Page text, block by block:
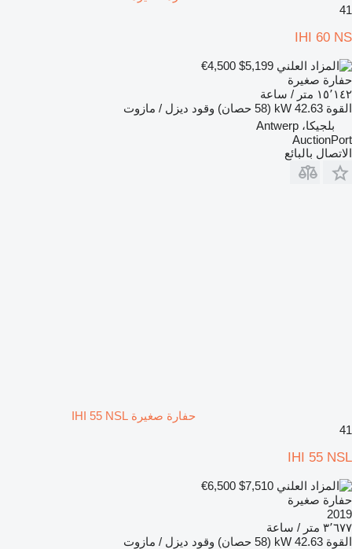
41
IHI 60 NS
€4,500
حفارة صغيرة
١٥٬١٤٢ متر / ساعة
القوة 42.63 kW (58 حصان) وقود ديزل / مازوت
بلجيكا، Antwerp
AuctionPort
الاتصال بالبائع
حفارة صغيرة IHI 55 NSL
41
IHI 55 NSL
€6,500
حفارة صغيرة
2019
٣٬٦٧٧ متر / ساعة
القوة 42.63 kW (58 حصان) وقود ديزل / مازوت